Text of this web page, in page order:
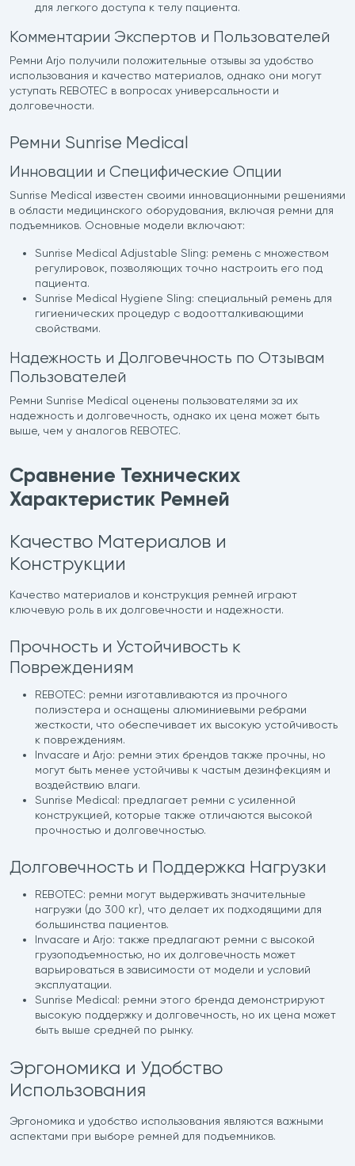
для легкого доступа к телу пациента.
Комментарии Экспертов и Пользователей
Ремни Arjo получили положительные отзывы за удобство
использования и качество материалов, однако они могут
уступать REBOTEC в вопросах универсальности и
долговечности.
Ремни Sunrise Medical
Инновации и Специфические Опции
Sunrise Medical известен своими инновационными решениями
в области медицинского оборудования, включая ремни для
подъемников. Основные модели включают:
Sunrise Medical Adjustable Sling: ремень с множеством
регулировок, позволяющих точно настроить его под
пациента.
Sunrise Medical Hygiene Sling: специальный ремень для
гигиенических процедур с водоотталкивающими
свойствами.
Надежность и Долговечность по Отзывам
Пользователей
Ремни Sunrise Medical оценены пользователями за их
надежность и долговечность, однако их цена может быть
выше, чем у аналогов REBOTEC.
Сравнение Технических
Характеристик Ремней
Качество Материалов и
Конструкции
Качество материалов и конструкция ремней играют
ключевую роль в их долговечности и надежности.
Прочность и Устойчивость к
Повреждениям
REBOTEC: ремни изготавливаются из прочного
полиэстера и оснащены алюминиевыми ребрами
жесткости, что обеспечивает их высокую устойчивость
к повреждениям.
Invacare и Arjo: ремни этих брендов также прочны, но
могут быть менее устойчивы к частым дезинфекциям и
воздействию влаги.
Sunrise Medical: предлагает ремни с усиленной
конструкцией, которые также отличаются высокой
прочностью и долговечностью.
Долговечность и Поддержка Нагрузки
REBOTEC: ремни могут выдерживать значительные
нагрузки (до 300 кг), что делает их подходящими для
большинства пациентов.
Invacare и Arjo: также предлагают ремни с высокой
грузоподъемностью, но их долговечность может
варьироваться в зависимости от модели и условий
эксплуатации.
Sunrise Medical: ремни этого бренда демонстрируют
высокую поддержку и долговечность, но их цена может
быть выше средней по рынку.
Эргономика и Удобство
Использования
Эргономика и удобство использования являются важными
аспектами при выборе ремней для подъемников.